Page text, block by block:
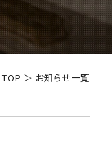
TOP ＞ お知らせ一覧